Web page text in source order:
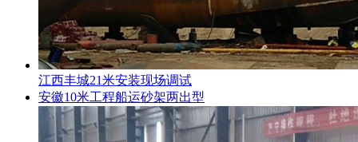
江西丰城21米安装现场调试
安徽10米工程船运砂架两出型